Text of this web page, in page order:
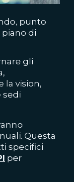
punto
di
gli
la vision,
sedi
Questa
specifici
per